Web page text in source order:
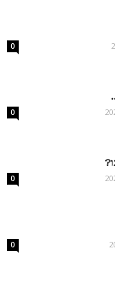
0
0
0
0